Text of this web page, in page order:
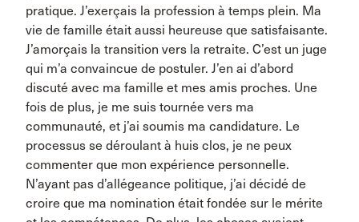
pratique. J’exerçais la profession à temps plein. Ma
vie de famille était aussi heureuse que satisfaisante.
J’amorçais la transition vers la retraite. C’est un juge
qui m’a convaincue de postuler. J’en ai d’abord
discuté avec ma famille et mes amis proches. Une
fois de plus, je me suis tournée vers ma
communauté, et j’ai soumis ma candidature. Le
processus se déroulant à huis clos, je ne peux
commenter que mon expérience personnelle.
N’ayant pas d’allégeance politique, j’ai décidé de
croire que ma nomination était fondée sur le mérite